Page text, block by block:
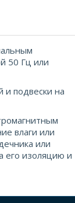
50 Гц или
и подвески на
влаги или
или
его изоляцию и